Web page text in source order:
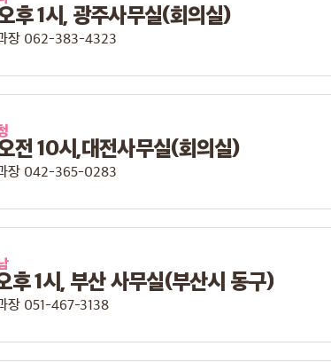
후 1시, 광주사무실(회의실)
장 062-383-4323
전 10시,대전사무실(회의실)
장 042-365-0283
후 1시, 부산 사무실(부산시 동구)
장 051-467-3138